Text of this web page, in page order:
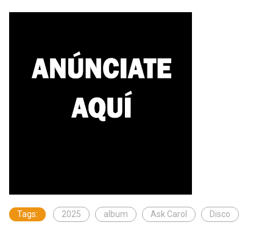
Tags: 2025 album Ask Carol Disco